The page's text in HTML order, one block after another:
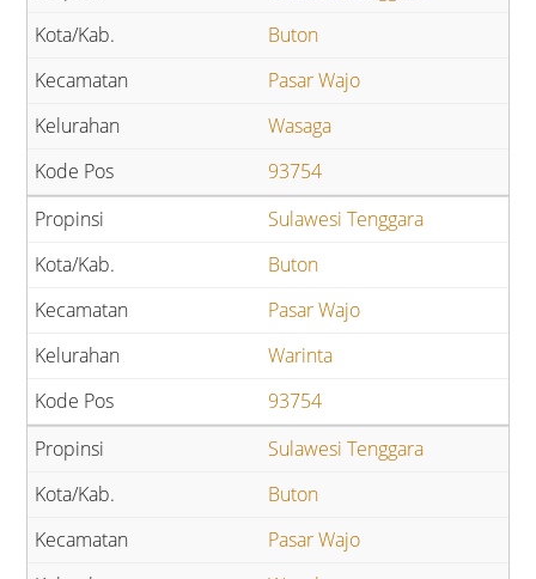
Buton
Pasar Wajo
Wasaga
93754
Sulawesi Tenggara
Buton
Pasar Wajo
Warinta
93754
Sulawesi Tenggara
Buton
Pasar Wajo